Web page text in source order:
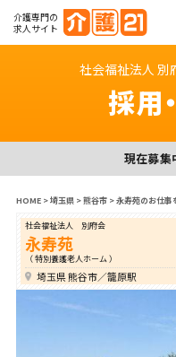
介護専門の
求人サイト
社会福祉法人 別
採用
現在募集
HOME>埼玉県>熊谷市>永寿苑のお仕事
社会福祉法人 別府会
永寿苑
（ 特別養護老人ホーム ）
埼玉県 熊谷市／籠原駅